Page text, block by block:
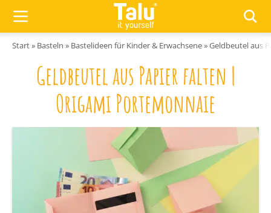
Start» Basteln » Bastelideen für Kinder & Erwachsene»Geldbeutel aus
Geldbeutel aus Papier falten |
Origami Portemonnaie